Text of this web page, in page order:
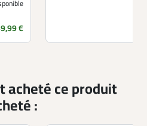
€
acheté ce produit
: